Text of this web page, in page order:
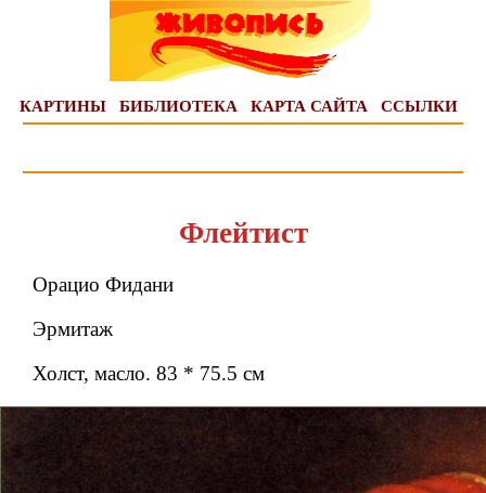
КАРТИНЫ БИБЛИОТЕКА КАРТА САЙТА ССЫЛКИ
Флейтист
Орацио Фидани
Эрмитаж
Холст, масло. 83 * 75.5 см